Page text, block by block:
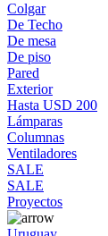
Colgar
De Techo
De mesa
De piso
Pared
Exterior
Hasta USD 200
Lámparas
Columnas
Ventiladores
SALE
SALE
Proyectos